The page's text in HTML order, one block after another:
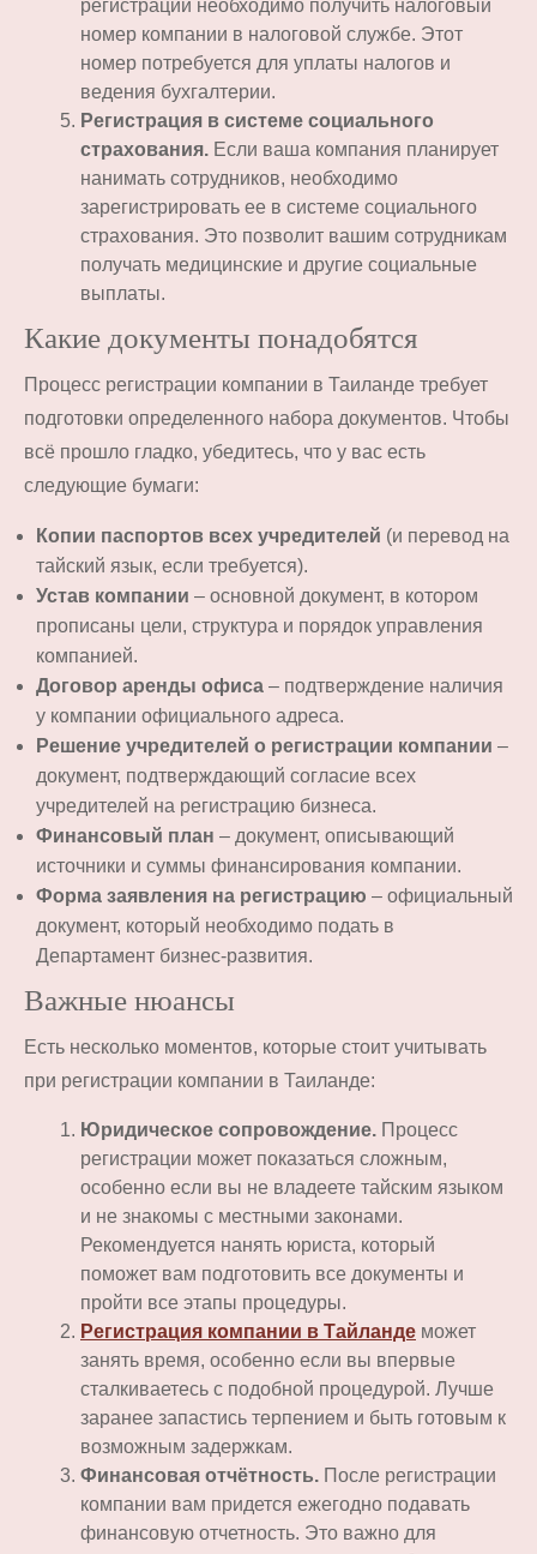
регистрации необходимо получить налоговый
номер компании в налоговой службе. Этот
номер потребуется для уплаты налогов и
ведения бухгалтерии.
Регистрация в системе социального
страхования. Если ваша компания планирует
нанимать сотрудников, необходимо
зарегистрировать ее в системе социального
страхования. Это позволит вашим сотрудникам
получать медицинские и другие социальные
выплаты.
Какие документы понадобятся
Процесс регистрации компании в Таиланде требует
подготовки определенного набора документов. Чтобы
всё прошло гладко, убедитесь, что у вас есть
следующие бумаги:
Копии паспортов всех учредителей (и перевод на
тайский язык, если требуется).
Устав компании – основной документ, в котором
прописаны цели, структура и порядок управления
компанией.
Договор аренды офиса – подтверждение наличия
у компании официального адреса.
Решение учредителей о регистрации компании –
документ, подтверждающий согласие всех
учредителей на регистрацию бизнеса.
Финансовый план – документ, описывающий
источники и суммы финансирования компании.
Форма заявления на регистрацию – официальный
документ, который необходимо подать в
Департамент бизнес-развития.
Важные нюансы
Есть несколько моментов, которые стоит учитывать
при регистрации компании в Таиланде:
Юридическое сопровождение. Процесс
регистрации может показаться сложным,
особенно если вы не владеете тайским языком
и не знакомы с местными законами.
Рекомендуется нанять юриста, который
поможет вам подготовить все документы и
пройти все этапы процедуры.
Регистрация компании в Тайланде может
занять время, особенно если вы впервые
сталкиваетесь с подобной процедурой. Лучше
заранее запастись терпением и быть готовым к
возможным задержкам.
Финансовая отчётность. После регистрации
компании вам придется ежегодно подавать
финансовую отчетность. Это важно для